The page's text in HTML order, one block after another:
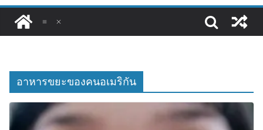
อาหารขยะของคนอเมริกัน